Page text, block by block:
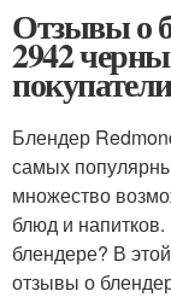
Отзывы о
2942
покупатели
Блендер
самых
множество
блюд и напитков.
блендере? В
отзывы о